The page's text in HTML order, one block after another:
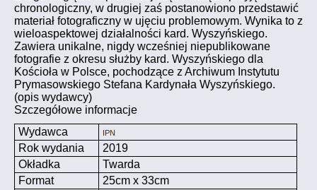
chronologiczny, w drugiej zaś postanowiono przedstawić
materiał fotograficzny w ujęciu problemowym. Wynika to z
wieloaspektowej działalności kard. Wyszyńskiego.
Zawiera unikalne, nigdy wcześniej niepublikowane
fotografie z okresu służby kard. Wyszyńskiego dla
Kościoła w Polsce, pochodzące z Archiwum Instytutu
Prymasowskiego Stefana Kardynała Wyszyńskiego.
(opis wydawcy)
Szczegółowe informacje
Wydawca
IPN
Rok wydania
2019
Okładka
Twarda
Format
25cm x 33cm